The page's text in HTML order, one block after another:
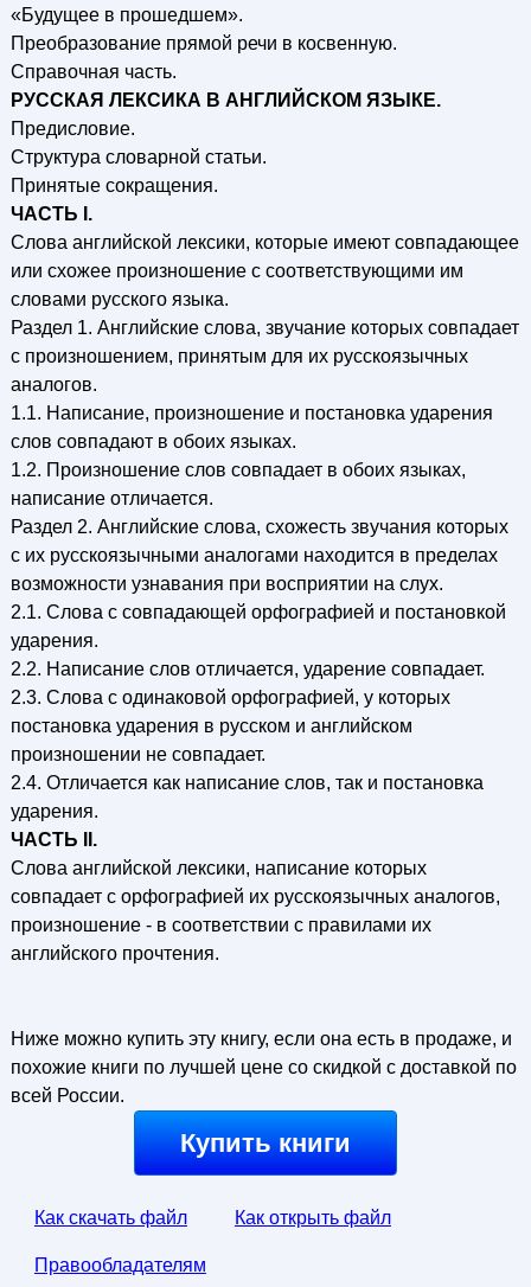
«Будущее в прошедшем».
Преобразование прямой речи в косвенную.
Справочная часть.
РУССКАЯ ЛЕКСИКА В АНГЛИЙСКОМ ЯЗЫКЕ.
Предисловие.
Структура словарной статьи.
Принятые сокращения.
ЧАСТЬ I.
Слова английской лексики, которые имеют совпадающее
или схожее произношение с соответствующими им
словами русского языка.
Раздел 1. Английские слова, звучание которых совпадает
с произношением, принятым для их русскоязычных
аналогов.
1.1. Написание, произношение и постановка ударения
слов совпадают в обоих языках.
1.2. Произношение слов совпадает в обоих языках,
написание отличается.
Раздел 2. Английские слова, схожесть звучания которых
с их русскоязычными аналогами находится в пределах
возможности узнавания при восприятии на слух.
2.1. Слова с совпадающей орфографией и постановкой
ударения.
2.2. Написание слов отличается, ударение совпадает.
2.3. Слова с одинаковой орфографией, у которых
постановка ударения в русском и английском
произношении не совпадает.
2.4. Отличается как написание слов, так и постановка
ударения.
ЧАСТЬ II.
Слова английской лексики, написание которых
совпадает с орфографией их русскоязычных аналогов,
произношение - в соответствии с правилами их
английского прочтения.
Ниже можно купить эту книгу, если она есть в продаже, и
похожие книги по лучшей цене со скидкой с доставкой по
всей России.
Купить книги
Как скачать файл Как открыть файл
Правообладателям